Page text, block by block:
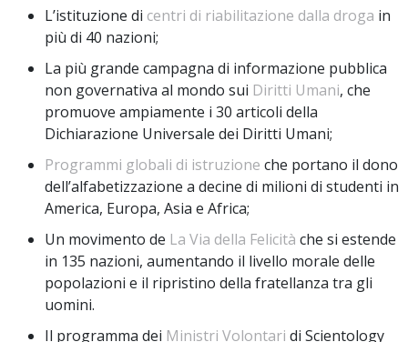
L’istituzione di centri di riabilitazione dalla droga in
più di 40 nazioni;
La più grande campagna di informazione pubblica
non governativa al mondo sui Diritti Umani, che
promuove ampiamente i 30 articoli della
Dichiarazione Universale dei Diritti Umani;
Programmi globali di istruzione che portano il dono
dell’alfabetizzazione a decine di milioni di studenti in
America, Europa, Asia e Africa;
Un movimento de La Via della Felicità che si estende
in 135 nazioni, aumentando il livello morale delle
popolazioni e il ripristino della fratellanza tra gli
uomini.
Il programma dei Ministri Volontari di Scientology